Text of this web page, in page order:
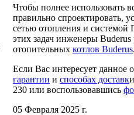
Чтобы полнее использовать
правильно спроектировать,
сетью отопления и
этих задач инженеры
отопительных котлов Buderus
Если Вас интересует данное
гарантии и способах доставк
230 или воспользовавшись
05 Февраля 2025 г.